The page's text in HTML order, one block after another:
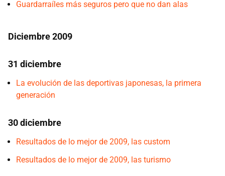
Guardarraíles más seguros pero que no dan alas
Diciembre 2009
31 diciembre
La evolución de las deportivas japonesas, la primera
generación
30 diciembre
Resultados de lo mejor de 2009, las custom
Resultados de lo mejor de 2009, las turismo